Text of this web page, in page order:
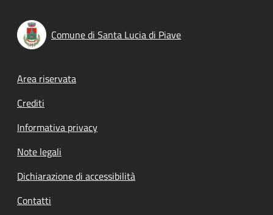
Comune di Santa Lucia di Piave
Footer menu
Area riservata
Crediti
Informativa privacy
Note legali
Dichiarazione di accessibilità
Contatti